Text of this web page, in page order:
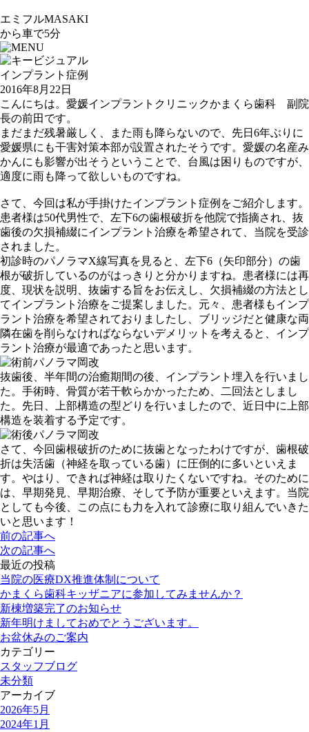
エミフルMASAKI
から車で5分
インプラント症例
2016年8月22日
こんにちは。愛媛インプラントクリニックかまくら歯科 副院
長の前田です。
まだまだ残暑厳しく、また雨も降らないので、先日6年ぶりに
愛媛県にも干害対策本部が設置されたそうです。愛媛の名産み
かんにも影響が出そうということで、台風は困りものですが、
適度に雨も降って欲しいものですね。
さて、今回は私が手掛けたインプラント症例をご紹介します。
患者様は50代男性で、左下6の歯根破折を他院で指摘され、抜
歯後の欠損補綴にインプラント治療を希望されて、当院を受診
されました。
初診時のパノラマX線写真を見ると、左下6（矢印部分）の歯
根が破折しているのがはっきりと分かりますね。患者様には再
度、現状を説明、抜歯する旨をお伝えし、欠損補綴の方法とし
てインプラント治療をご提案しました。元々、患者様もインプ
ラント治療を希望されておりましたし、ブリッジだと健康な両
隣在歯を削らなければならないデメリットを考えると、インプ
ラント治療が最適であったと思います。
抜歯後、半年間の治癒期間の後、インプラント埋入を行いまし
た。手術時、骨質が若干軟らかかったため、二回法としまし
た。先日、上部構造の型どりを行いましたので、近日中に上部
構造を装着する予定です。
さて、今回歯根破折のために抜歯となったわけですが、歯根破
折は失活歯（神経を取っている歯）に圧倒的に多いといえま
す。やはり、できれば神経は取りたくないですね。そのために
は、早期発見、早期治療、そして予防が重要といえます。当院
としても今後、この点にも力を入れて診療に取り組んでいきた
いと思います！
前の記事へ
次の記事へ
最近の投稿
当院の医療DX推進体制について
かまくら歯科キッザニアに参加してみませんか？
新棟増築完了のお知らせ
新年明けましておめでとうございます。
お盆休みのご案内
カテゴリー
スタッフブログ
未分類
アーカイブ
2026年5月
2024年1月